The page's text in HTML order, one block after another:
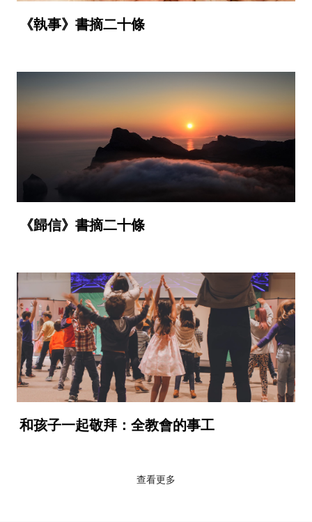
《執事》書摘二十條
《歸信》書摘二十條
和孩子一起敬拜：全教會的事工
查看更多